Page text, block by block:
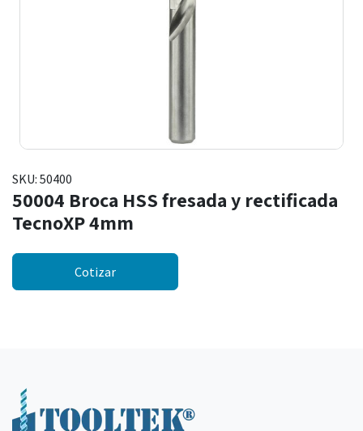
SKU: 50400
50004 Broca HSS fresada y rectificada
TecnoXP 4mm
Cotizar